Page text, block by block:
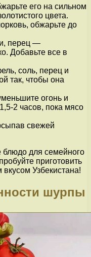
его на сильном
цвета.
обжарьте до
перец —
Добавьте все в
соль, перец и
так, чтобы она
огонь и
2 часов, пока мясо
свежей
блюдо для семейного
приготовить
Узбекистана!
шурпы